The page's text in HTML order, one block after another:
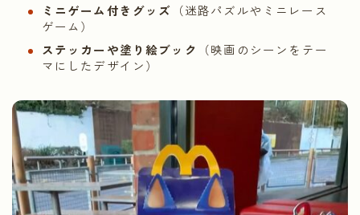
ミニゲーム付きグッズ （迷路パズルやミニレース
ゲーム）
ステッカーや塗り絵ブック
（映画のシーンをテー
マにしたデザイン）